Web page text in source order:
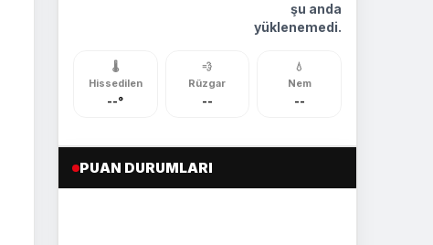
şu anda
yüklenemedi.
🌡️
Hissedilen
--°
💨
Rüzgar
--
💧
Nem
--
PUAN DURUMLARI